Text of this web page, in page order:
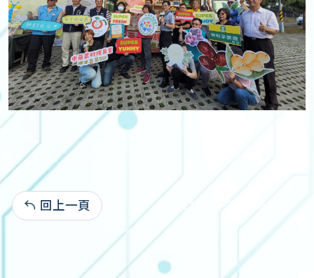
回上一頁 112-10-24:3,055